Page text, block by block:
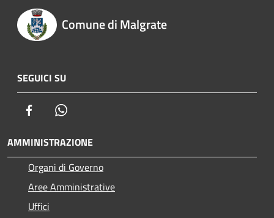
Comune di Malgrate
SEGUICI SU
Facebook
AMMINISTRAZIONE
Organi di Governo
Aree Amministrative
Uffici